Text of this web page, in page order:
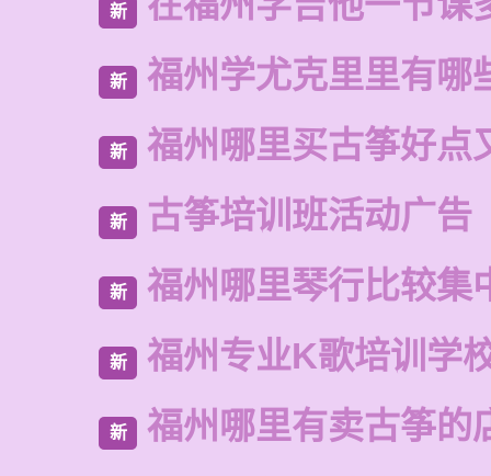
新
新 福州学尤克里里有哪
新 福州哪里买古筝好点
新 古筝培训班活动广告
新 福州哪里琴行比较集
新 福州专业K歌培训学
新 福州哪里有卖古筝的